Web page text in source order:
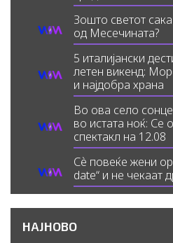
Зошто светот
од Месечината?
5 италијански
летен викенд:
и најдобра храна
Во ова село
во истата ноќ: Се
спектакл на 12.08
Сè повеќе жени
date“ и не чекаат
НАЈНОВО